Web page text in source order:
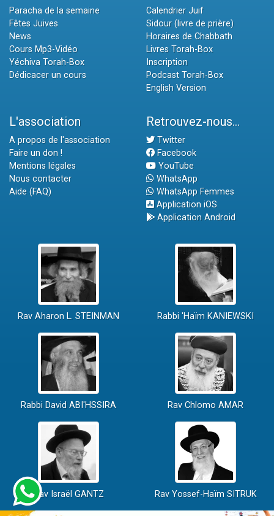
Paracha de la semaine
Fêtes Juives
News
Cours Mp3-Vidéo
Yéchiva Torah-Box
Dédicacer un cours
Calendrier Juif
Sidour (livre de prière)
Horaires de Chabbath
Livres Torah-Box
Inscription
Podcast Torah-Box
English Version
L'association
A propos de l'association
Faire un don !
Mentions légales
Nous contacter
Aide (FAQ)
Retrouvez-nous...
Twitter
Facebook
YouTube
WhatsApp
WhatsApp Femmes
Application iOS
Application Android
Rav Aharon L. STEINMAN Rabbi 'Haïm KANIEWSKI
Rabbi David ABI'HSSIRA Rav Chlomo AMAR
Rav Israël GANTZ Rav Yossef-Haïm SITRUK